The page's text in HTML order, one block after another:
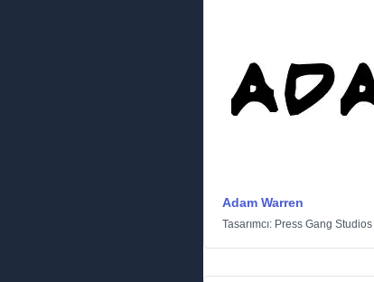
Adam Warren
Tasarımcı: Press Gang Studios